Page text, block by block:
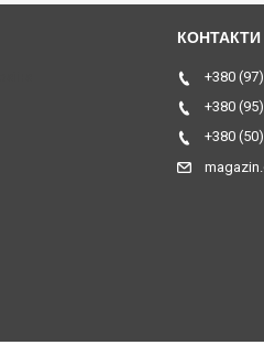
+380
+380
+380